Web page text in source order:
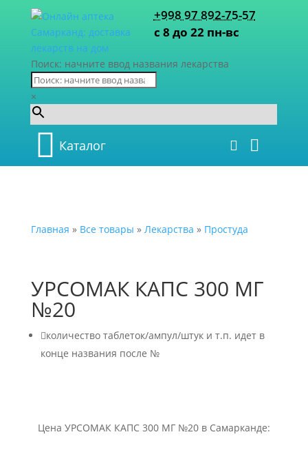
+998 97 892-75-57
с 8 до 22 пн-вс
Поиск: начните ввод названия лекарства
×
Каталог
Главная » Все товары » Лекарства » Простуда
УРСОМАК КАПС 300 МГ
№20
количество таблеток/ампул/штук и т.п. идет в
конце названия после №
Цена УРСОМАК КАПС 300 МГ №20 в Самарканде: